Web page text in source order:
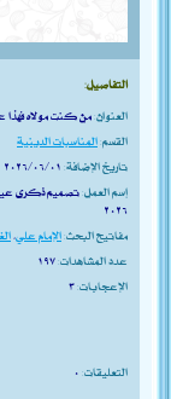
التفاصيل:
العنوان:من كنت مولاه فهذا
القسم:المناسبات الدينية
تاريخ الإضافة:٢٠٢٦/٠٦/٠١
إسم العمل:تصميم ذكرى عيد
٢٠٢٦
مفاتيح البحث:الإمام علي،
عدد المشاهدات:١٩٧
الإعجابات:٣
التعليقات:٠